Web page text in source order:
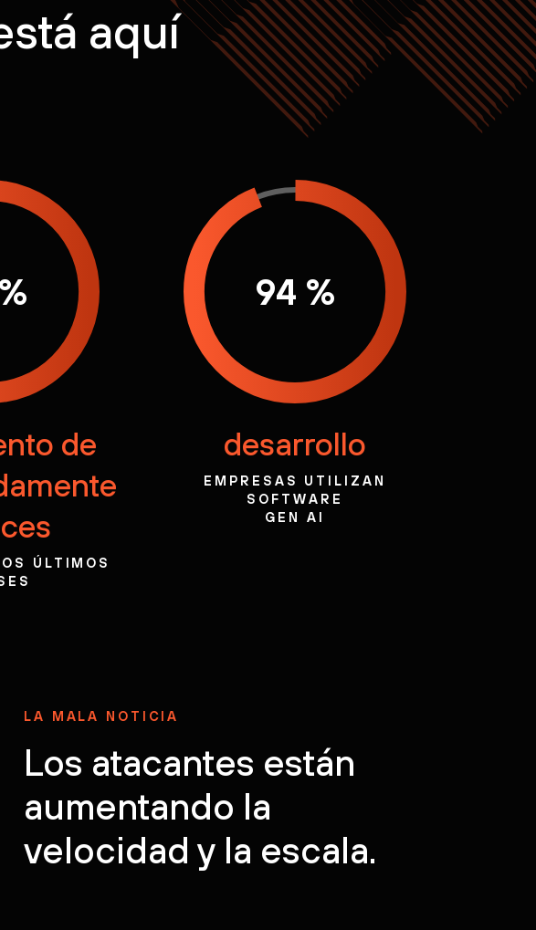
aquí
de
ÚLTIMOS
94 %
desarrollo
EMPRESAS UTILIZAN
SOFTWARE
GEN AI
LA MALA NOTICIA
Los atacantes están
aumentando la
velocidad y la escala.